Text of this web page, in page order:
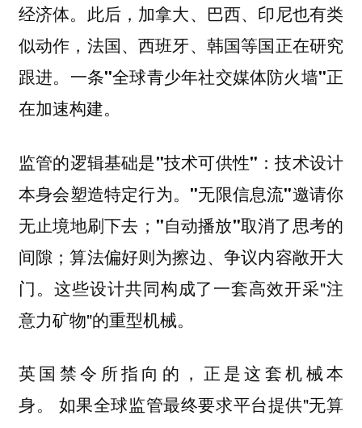
经济体。此后，加拿大、巴西、印尼也有类
似动作，法国、西班牙、韩国等国正在研究
跟进。 一条"全球青少年社交媒体防火墙"正
在加速构建。
监管的逻辑基础是"技术可供性" ：技术设计
本身会塑造特定行为。"无限信息流"邀请你
无止境地刷下去；"自动播放"取消了思考的
间隙；算法偏好则为擦边、争议内容敞开大
门。 这些设计共同构成了一套高效开采"注
意力矿物"的重型机械。
英国禁令所指向的，正是这套机械本
身。 如果全球监管最终要求平台提供"无算